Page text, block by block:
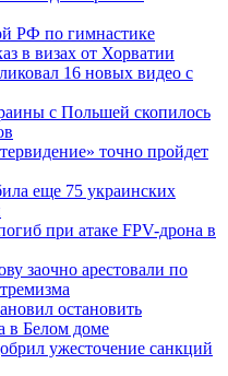
РФ по гимнастике
в визах от Хорватии
16 новых видео с
с Польшей скопилось
точно пройдет
еще 75 украинских
при атаке FPV-дрона в
заочно арестовали по
остановить
в Белом доме
ужесточение санкций